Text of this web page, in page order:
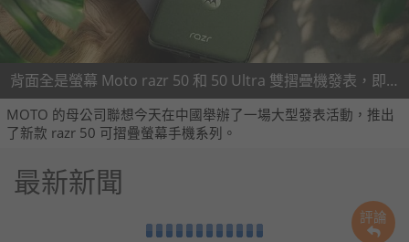
評論
背面全是螢幕 Moto razr 50 和 50 Ultra 雙摺疊機發表，即將抵台
MOTO 的母公司聯想今天在中國舉辦了一場大型發表活動，推出
了新款 razr 50 可摺疊螢幕手機系列。
最新新聞